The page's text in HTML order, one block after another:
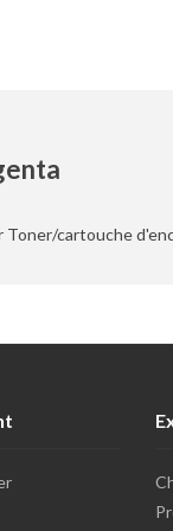
Toner/cartouche